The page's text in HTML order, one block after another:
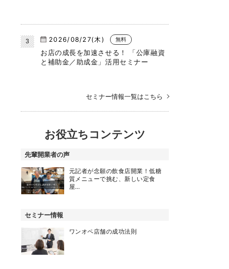
2026/08/27(木) 無料
お店の成長を加速させる！ 「公庫融資
と補助金／助成金」活用セミナー
セミナー情報一覧はこちら
お役立ちコンテンツ
先輩開業者の声
元記者が念願の飲食店開業！低糖
質メニューで挑む、新しい定食
屋…
セミナー情報
ワンオペ店舗の成功法則